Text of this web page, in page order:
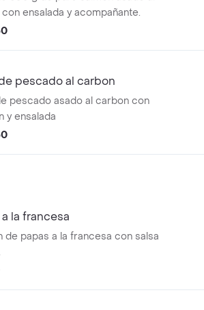
ensalada y acompañante.
pescado al carbon
pescado asado al carbon con
y ensalada
la francesa
de papas a la francesa con salsa